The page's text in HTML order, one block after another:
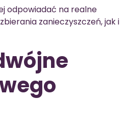
odpowiadać na realne
zanieczyszczeń, jak i